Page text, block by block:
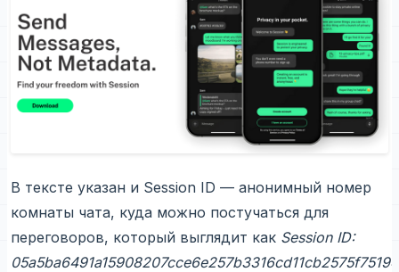
В тексте указан и Session ID — анонимный номер
комнаты чата, куда можно постучаться для
переговоров, который выглядит как Session ID: